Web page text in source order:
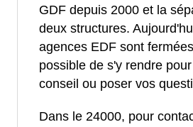
GDF depuis 2000 et la
deux structures.
agences EDF sont
possible de s'y rendre
conseil ou poser vos
Dans le 24000, pour